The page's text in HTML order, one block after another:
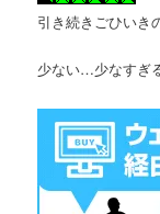
引き続きごひいき
少ない…少なすぎ